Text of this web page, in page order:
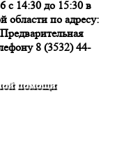
с 14:30 до 15:30 в
области по адресу:
8 (3532) 44-
помощи